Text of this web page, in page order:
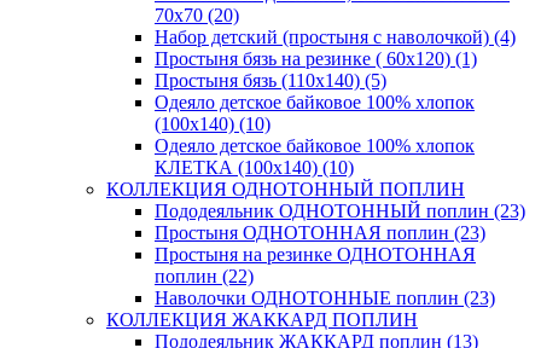
70х70 (20)
Набор детский (простыня с наволочкой) (4)
Простыня бязь на резинке ( 60х120) (1)
Простыня бязь (110х140) (5)
Одеяло детское байковое 100% хлопок
(100х140) (10)
Одеяло детское байковое 100% хлопок
КЛЕТКА (100х140) (10)
КОЛЛЕКЦИЯ ОДНОТОННЫЙ ПОПЛИН
Пододеяльник ОДНОТОННЫЙ поплин (23)
Простыня ОДНОТОННАЯ поплин (23)
Простыня на резинке ОДНОТОННАЯ
поплин (22)
Наволочки ОДНОТОННЫЕ поплин (23)
КОЛЛЕКЦИЯ ЖАККАРД ПОПЛИН
Пододеяльник ЖАККАРД поплин (13)